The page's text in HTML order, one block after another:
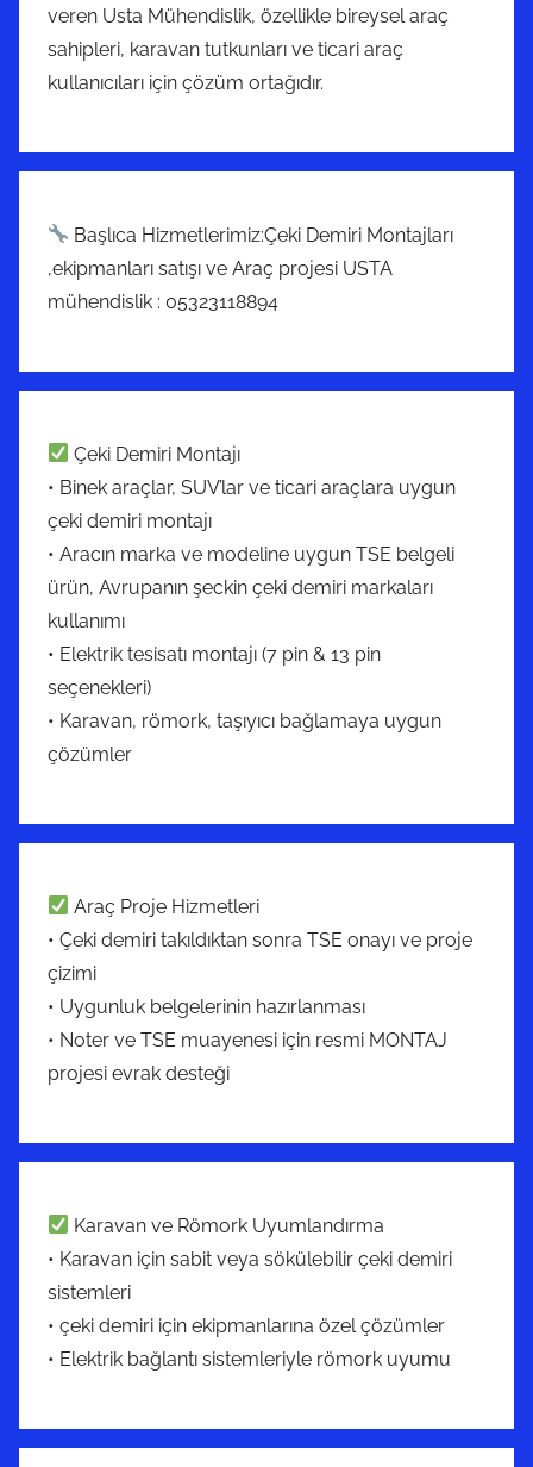
veren Usta Mühendislik, özellikle bireysel araç
sahipleri, karavan tutkunları ve ticari araç
kullanıcıları için çözüm ortağıdır.
Başlıca Hizmetlerimiz:Çeki Demiri Montajları
,ekipmanları satışı ve Araç projesi USTA
mühendislik : 05323118894
Çeki Demiri Montajı
• Binek araçlar, SUV’lar ve ticari araçlara uygun
çeki demiri montajı
• Aracın marka ve modeline uygun TSE belgeli
ürün, Avrupanın şeckin çeki demiri markaları
kullanımı
• Elektrik tesisatı montajı (7 pin & 13 pin
seçenekleri)
• Karavan, römork, taşıyıcı bağlamaya uygun
çözümler
Araç Proje Hizmetleri
• Çeki demiri takıldıktan sonra TSE onayı ve proje
çizimi
• Uygunluk belgelerinin hazırlanması
• Noter ve TSE muayenesi için resmi MONTAJ
projesi evrak desteği
Karavan ve Römork Uyumlandırma
• Karavan için sabit veya sökülebilir çeki demiri
sistemleri
• çeki demiri için ekipmanlarına özel çözümler
• Elektrik bağlantı sistemleriyle römork uyumu